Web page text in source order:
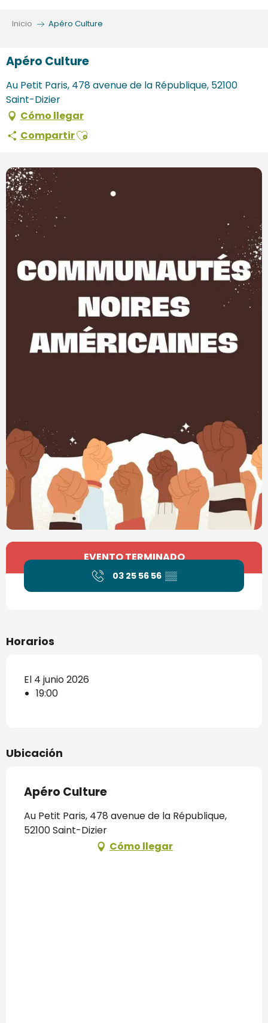
Inicio Apéro Culture
Apéro Culture
Au Petit Paris, 478 avenue de la République, 52100
Saint-Dizier
Cómo llegar
CompartirAjouter aux favoris
Horarios y datos de contacto
EVENTO TERMINADO
03 25 56 56 ▒▒
Horarios
El 4 junio 2026
19:00
Ubicación
Apéro Culture
Au Petit Paris, 478 avenue de la République,
52100 Saint-Dizier
Cómo llegar